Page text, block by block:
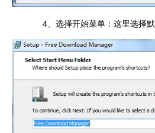
4、选择开始菜单：这里选择默